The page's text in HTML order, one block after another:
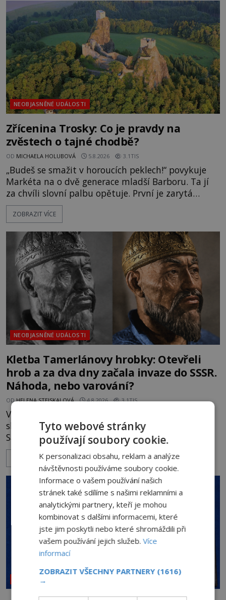
následovat. Vstupujeme na pláž Dumas ve městě
Surat. Gu
NEOBJASNĚNÉ UDÁLOSTI
Zřícenina Trosky: Co je pravdy na
zvěstech o tajné chodbě?
OD MICHAELA HOLUBOVÁ 5.8.2026 3.1TIS
„Budeš se smažit v horoucích peklech!“ povykuje
Markéta na o dvě generace mladší Barboru. Ta jí
za chvíli slovní palbu opětuje. První je zarytá
katolička, druhá přesvědčená kališnice. A každá z
nich se usídlí na jedné z věží slavného hradu
mezi vůdce protihusitského boje. Za manželku má
skutečně jistou
ZOBRAZIT VÍCE
NEOBJASNĚNÉ UDÁLOSTI
Kletba Tamerlánovy hrobky: Otevřeli
hrob a za dva dny začala invaze do SSSR.
Náhoda, nebo varování?
ODHELENA STEJSKALOVÁ 4.8.2026 3.1TIS
V červnu 1941 sovětští vědci otevírají hrobku
slavného dobyvatele Tamerlána v uzbeckém
Samarkandu. O dva dny později nacistické
Německo zahajuje operaci Barbarossa a napadá
Sovětský svaz. Shoda dat je natolik zarážející, že se
rodí jedna z nejslavnějších „kleteb“ 20. století. Je
na legendě něco pravdy, nebo jde jen o fascinující
souhru okolností? Když antropolog Michail
Gerasimov (1907-1970) a
ZOBRAZIT VÍCE
Tyto webové stránky
používají soubory cookie.
K personalizaci obsahu, reklam a analýze
návštěvnosti používáme soubory cookie.
Informace o vašem používání našich
stránek také sdílíme s našimi reklamními a
analytickými partnery, kteří je mohou
kombinovat s dalšími informacemi, které
jste jim poskytli nebo které shromáždili při
vašem používání jejich služeb.Více
informací
ZOBRAZIT VŠECHNY PARTNERY (1616)
→